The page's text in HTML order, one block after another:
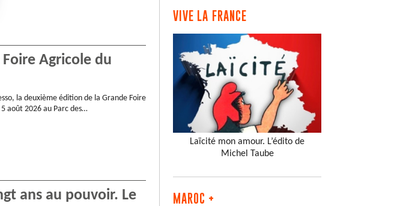
Agricole du
la deuxième édition de la Grande Foire
août 2026 au Parc des…
ans au pouvoir. Le
VIVE LA FRANCE
Laïcité mon amour. L’édito de
Michel Taube
MAROC +